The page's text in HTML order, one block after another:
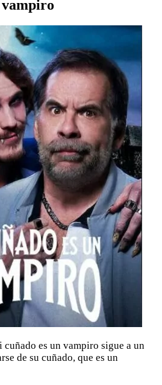
es un vampiro sigue a un
de su cuñado, que es un